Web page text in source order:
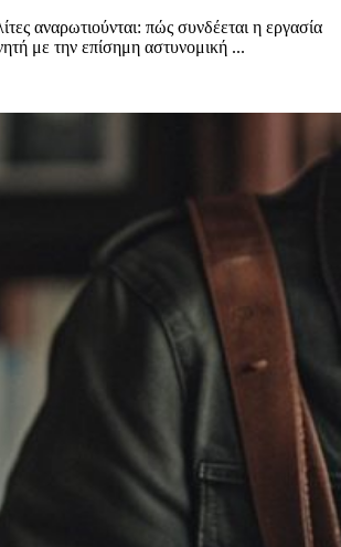
αναρωτιούνται: πώς συνδέεται η εργασία
με την επίσημη αστυνομική ...